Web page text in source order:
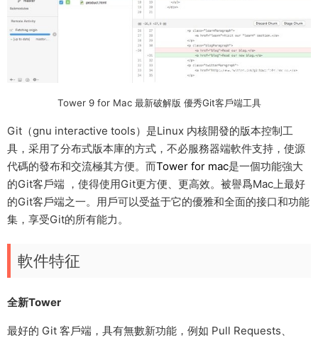
Tower 9 for Mac 最新破解版 優秀Git客戶端工具
Git（gnu interactive tools）是Linux 内核開發的版本控制工
具，采用了分布式版本庫的方式，不必服務器端軟件支持，使源
代碼的發布和交流極其方便。而Tower for mac是一個功能強大
的Git客戶端 ，使得使用Git更方便、更高效。被譽爲Mac上最好
的Git客戶端之一。用戶可以受益于它的優雅和全面的接口和功能
集，享受Git的所有能力。
軟件特征
全新Tower
最好的 Git 客戶端，具有無數新功能，例如 Pull Requests、